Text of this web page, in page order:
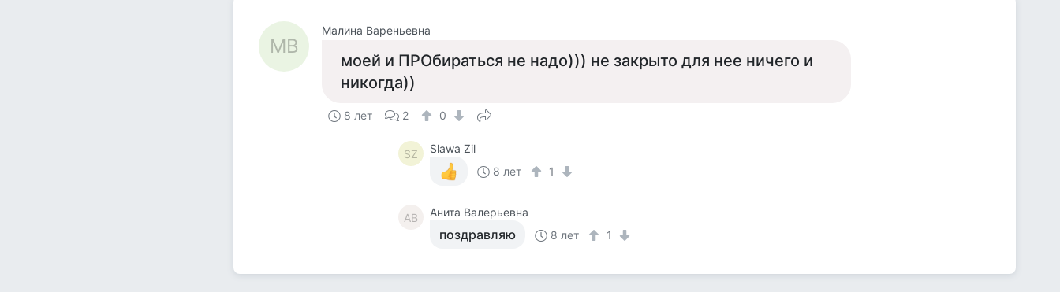
МВ
Малина Вареньевна
моей и ПРОбираться не надо))) не закрыто для нее ничего и
никогда))
8 лет 2 0
SZ
Slawa Zil
8 лет
1
АВ Анита Валерьевна
поздравляю 8 лет 1